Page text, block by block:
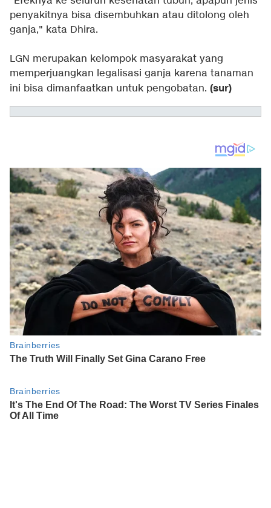
penyakitnya bisa disembuhkan atau ditolong oleh
ganja," kata Dhira.
LGN merupakan kelompok masyarakat yang
memperjuangkan legalisasi ganja karena tanaman
ini bisa dimanfaatkan untuk pengobatan. (sur)